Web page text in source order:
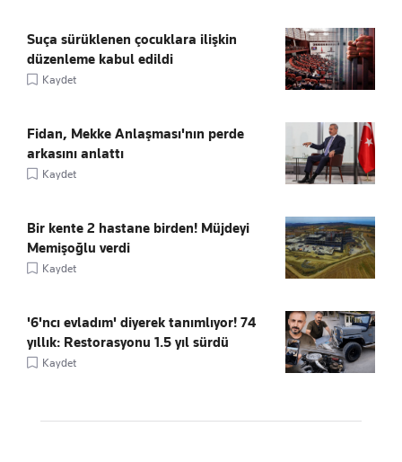
Suça sürüklenen çocuklara ilişkin
düzenleme kabul edildi
Kaydet
Fidan, Mekke Anlaşması'nın perde
arkasını anlattı
Kaydet
Bir kente 2 hastane birden! Müjdeyi
Memişoğlu verdi
Kaydet
'6'ncı evladım' diyerek tanımlıyor! 74
yıllık: Restorasyonu 1.5 yıl sürdü
Kaydet